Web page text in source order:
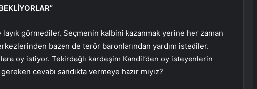
layık görmediler. Seçmenin kalbini kazanmak yerine her zaman
bazen de terör baronlarından yardım istediler.
oy istiyor. Tekirdağlı kardeşim Kandil’den oy isteyenlerin
cevabı sandıkta vermeye hazır mıyız?